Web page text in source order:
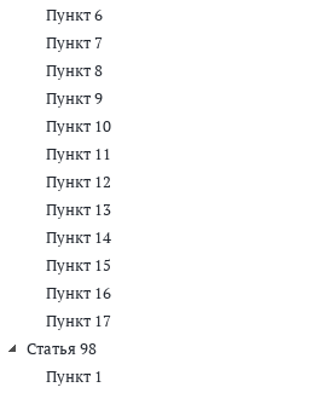
Пункт 6
Пункт 7
Пункт 8
Пункт 9
Пункт 10
Пункт 11
Пункт 12
Пункт 13
Пункт 14
Пункт 15
Пункт 16
Пункт 17
Статья 98
Пункт 1